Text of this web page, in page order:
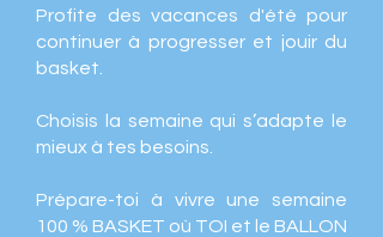
Profite des vacances d'été pour
continuer à progresser et jouir du
basket.
Choisis la semaine qui s’adapte le
mieux à tes besoins.
Prépare-toi à vivre une semaine
100 % BASKET où TOI et le BALLON